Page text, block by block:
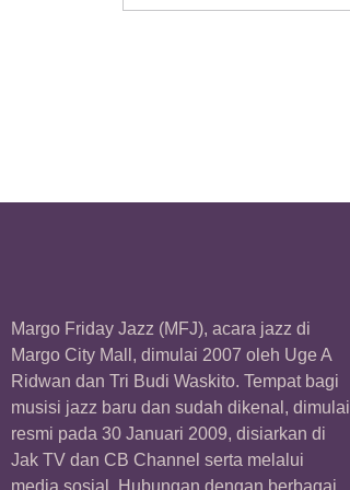
Margo Friday Jazz (MFJ), acara jazz di
Margo City Mall, dimulai 2007 oleh Uge A
Ridwan dan Tri Budi Waskito. Tempat bagi
musisi jazz baru dan sudah dikenal, dimulai
resmi pada 30 Januari 2009, disiarkan di
Jak TV dan CB Channel serta melalui
media sosial. Hubungan dengan berbagai